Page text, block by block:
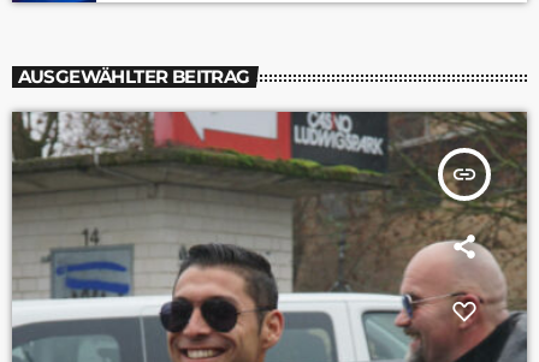
AUSGEWÄHLTER BEITRAG
insert_link